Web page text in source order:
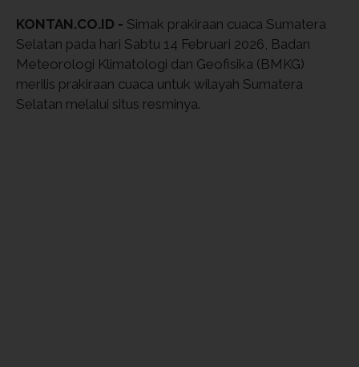
KONTAN.CO.ID - Simak prakiraan cuaca Sumatera
Selatan pada hari Sabtu 14 Februari 2026, Badan
Meteorologi Klimatologi dan Geofisika (BMKG)
merilis prakiraan cuaca untuk wilayah Sumatera
Selatan melalui situs resminya.